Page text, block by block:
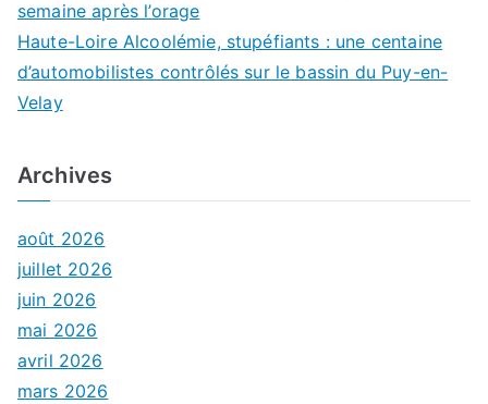
semaine après l’orage
Haute-Loire Alcoolémie, stupéfiants : une centaine
d’automobilistes contrôlés sur le bassin du Puy-en-
Velay
Archives
août 2026
juillet 2026
juin 2026
mai 2026
avril 2026
mars 2026